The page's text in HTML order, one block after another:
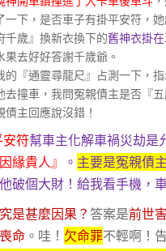
一下，是否車子有掛平安符，
千歲』換新衣換下的舊神衣掛
果去好好答謝千歲爺。
的『通靈尋龍尺』占測一下，
去撞車，我問冤親債主是否『
債主回應說沒錯！
符幫車主化解車禍災劫是
因緣貴人』 。 主要是冤親債
他破個大財！給我看手機，
是甚麼因果？ 答案是前世
命 。哇！ 欠命罪不輕啊！